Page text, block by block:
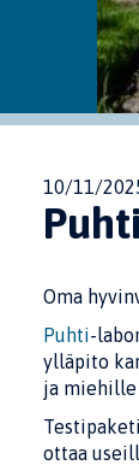
10/11/
Puhti
Oma
Puhti-
ylläpito
ja
ottaa